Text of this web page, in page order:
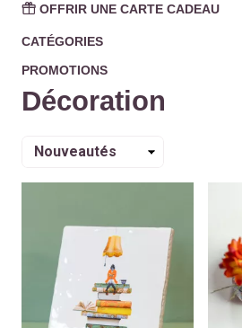
OFFRIR UNE CARTE CADEAU
CATÉGORIES
PROMOTIONS
Décoration
Trier